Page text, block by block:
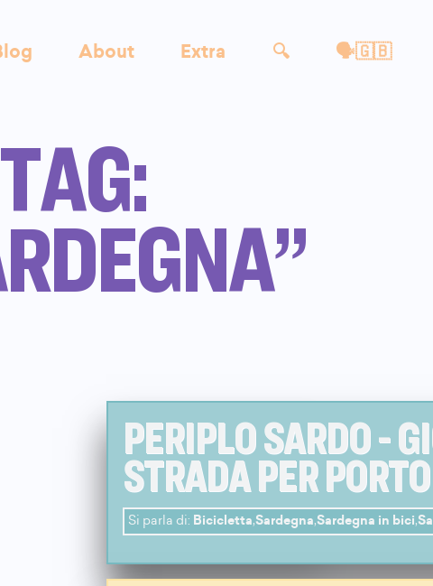
About Extra 🔍 🗣🇬🇧
PERIPLO SARDO -
STRADA PER
Si parla di: Bicicletta,Sardegna,Sardegna in bici,